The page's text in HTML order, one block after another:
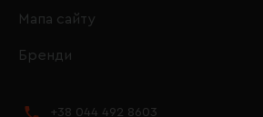
Мапа сайту
Бренди
+38 044 492 8603